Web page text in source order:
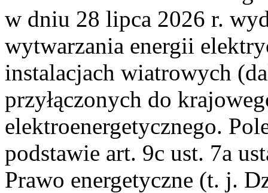
w dniu 28 lipca 2026 r.
wytwarzania energii
instalacjach wiatrowych
przyłączonych do
elektroenergetycznego.
podstawie art. 9c ust. 7a
Prawo energetyczne (t. j.